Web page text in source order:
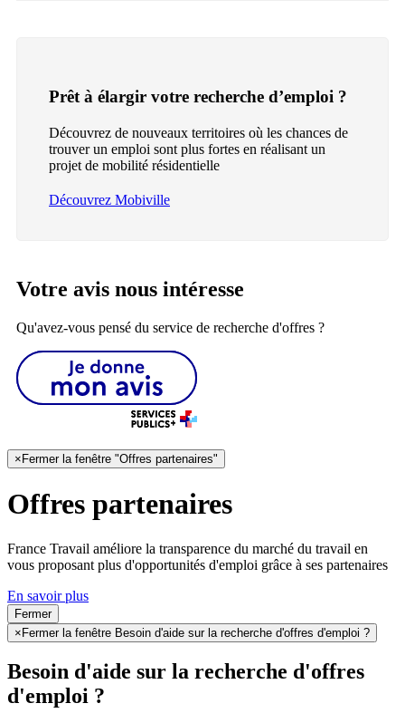
Prêt à élargir votre recherche d’emploi ?
Découvrez de nouveaux territoires où les chances de
trouver un emploi sont plus fortes en réalisant un
projet de mobilité résidentielle
Découvrez Mobiville
Votre avis nous intéresse
Qu'avez-vous pensé du service de recherche d'offres ?
×Fermer la fenêtre "Offres partenaires"
Offres partenaires
France Travail améliore la transparence du marché du travail en
vous proposant plus d'opportunités d'emploi grâce à ses partenaires
En savoir plus
Fermer
×Fermer la fenêtre Besoin d'aide sur la recherche d'offres d'emploi ?
Besoin d'aide sur la recherche d'offres
d'emploi ?